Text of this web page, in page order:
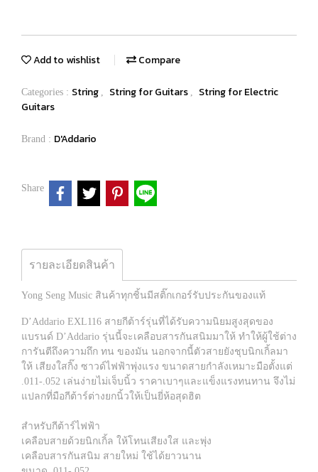
Add to wishlist Compare
Categories : String , String for Guitars ,
String for Electric
Guitars
Brand : D'Addario
Share
รายละเอียดสินค้า
Yong Seng Music สินค้าทุกชิ้นมีสติ๊กเกอร์รับประกันของแท้
D’Addario EXL116 สายกีต้าร์รุ่นที่ได้รับความนิยมสูงสุดของ
แบรนด์ D’Addario รุ่นนี้จะเคลือบสารกันสนิมมาให้ ทำให้ผู้ใช้ต่าง
การันตีถึงความถึก ทน ของมัน นอกจากนี้ตัวสายยังชุบนิกเกิ้ลมา
ให้ เสียงใสกิ๊ง ซาวด์ไฟฟ้าพุ่งแรง ขนาดสายกำลังเหมาะมือตั้งแต่
.011-.052 เล่นง่ายไม่เจ็บนิ้ว ราคาเบาๆและแข็งแรงทนทาน จึงไม่
แปลกที่มือกีต้าร์ต่างยกนิ้วให้เป็นยี่ห้อสุดฮิต
สำหรับกีต้าร์ไฟฟ้า
เคลือบสายด้วยนิกเกิ้ล ให้โทนเสียงใส และพุ่ง
เคลือบสารกันสนิม สายใหม่ ใช้ได้ยาวนาน